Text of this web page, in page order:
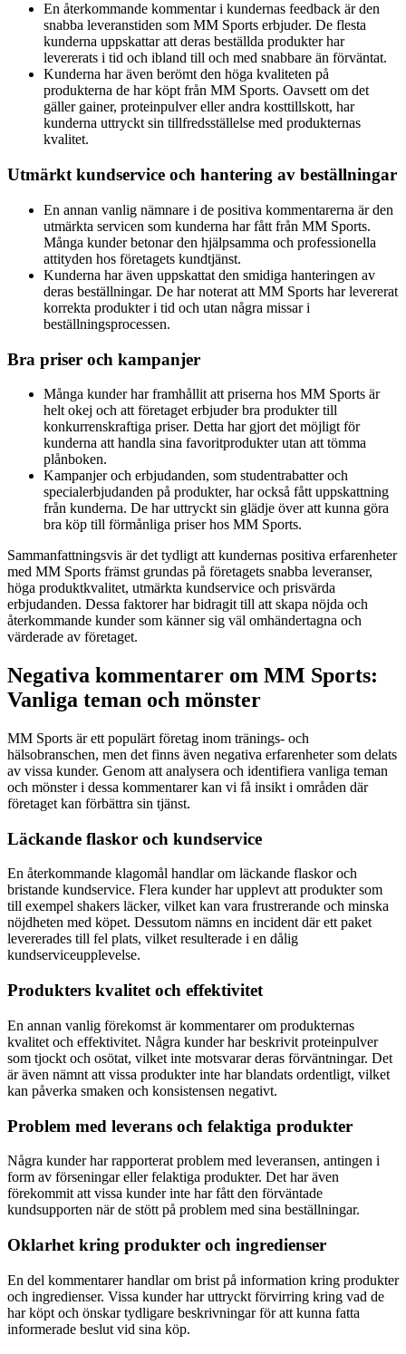
En återkommande kommentar i kundernas feedback är den
snabba leveranstiden som MM Sports erbjuder. De flesta
kunderna uppskattar att deras beställda produkter har
levererats i tid och ibland till och med snabbare än förväntat.
Kunderna har även berömt den höga kvaliteten på
produkterna de har köpt från MM Sports. Oavsett om det
gäller gainer, proteinpulver eller andra kosttillskott, har
kunderna uttryckt sin tillfredsställelse med produkternas
kvalitet.
Utmärkt kundservice och hantering av beställningar
En annan vanlig nämnare i de positiva kommentarerna är den
utmärkta servicen som kunderna har fått från MM Sports.
Många kunder betonar den hjälpsamma och professionella
attityden hos företagets kundtjänst.
Kunderna har även uppskattat den smidiga hanteringen av
deras beställningar. De har noterat att MM Sports har levererat
korrekta produkter i tid och utan några missar i
beställningsprocessen.
Bra priser och kampanjer
Många kunder har framhållit att priserna hos MM Sports är
helt okej och att företaget erbjuder bra produkter till
konkurrenskraftiga priser. Detta har gjort det möjligt för
kunderna att handla sina favoritprodukter utan att tömma
plånboken.
Kampanjer och erbjudanden, som studentrabatter och
specialerbjudanden på produkter, har också fått uppskattning
från kunderna. De har uttryckt sin glädje över att kunna göra
bra köp till förmånliga priser hos MM Sports.
Sammanfattningsvis är det tydligt att kundernas positiva erfarenheter
med MM Sports främst grundas på företagets snabba leveranser,
höga produktkvalitet, utmärkta kundservice och prisvärda
erbjudanden. Dessa faktorer har bidragit till att skapa nöjda och
återkommande kunder som känner sig väl omhändertagna och
värderade av företaget.
Negativa kommentarer om MM Sports:
Vanliga teman och mönster
MM Sports är ett populärt företag inom tränings- och
hälsobranschen, men det finns även negativa erfarenheter som delats
av vissa kunder. Genom att analysera och identifiera vanliga teman
och mönster i dessa kommentarer kan vi få insikt i områden där
företaget kan förbättra sin tjänst.
Läckande flaskor och kundservice
En återkommande klagomål handlar om läckande flaskor och
bristande kundservice. Flera kunder har upplevt att produkter som
till exempel shakers läcker, vilket kan vara frustrerande och minska
nöjdheten med köpet. Dessutom nämns en incident där ett paket
levererades till fel plats, vilket resulterade i en dålig
kundserviceupplevelse.
Produkters kvalitet och effektivitet
En annan vanlig förekomst är kommentarer om produkternas
kvalitet och effektivitet. Några kunder har beskrivit proteinpulver
som tjockt och osötat, vilket inte motsvarar deras förväntningar. Det
är även nämnt att vissa produkter inte har blandats ordentligt, vilket
kan påverka smaken och konsistensen negativt.
Problem med leverans och felaktiga produkter
Några kunder har rapporterat problem med leveransen, antingen i
form av förseningar eller felaktiga produkter. Det har även
förekommit att vissa kunder inte har fått den förväntade
kundsupporten när de stött på problem med sina beställningar.
Oklarhet kring produkter och ingredienser
En del kommentarer handlar om brist på information kring produkter
och ingredienser. Vissa kunder har uttryckt förvirring kring vad de
har köpt och önskar tydligare beskrivningar för att kunna fatta
informerade beslut vid sina köp.